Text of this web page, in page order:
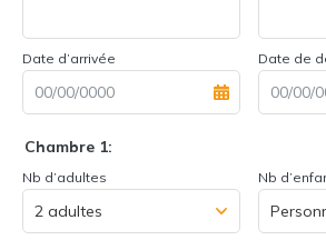
Date d’arrivée Date de
Chambre 1:
Nb d’adultes Nb